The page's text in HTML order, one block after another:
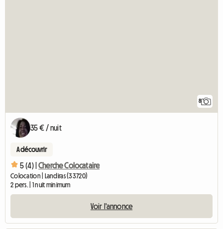
8
35 € / nuit
A découvrir
5 (4) | Cherche Colocataire
Colocation | Landiras (33720)
2 pers. | 1 nuit minimum
Voir l'annonce